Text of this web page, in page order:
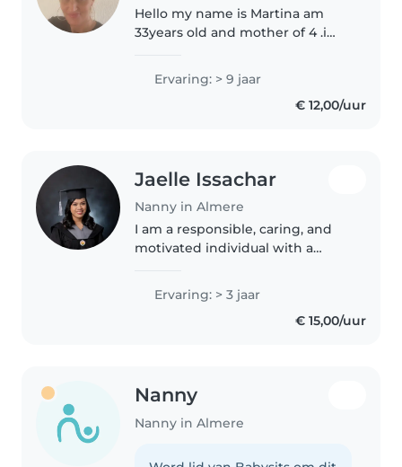
Hello my name is Martina am
33years old and mother of 4 .i
nanny but I have a big heart kids
are my passion and joy since I
Ervaring: > 9 jaar
€ 12,00/uur
Jaelle Issachar
Nanny in Almere
I am a responsible, caring, and
motivated individual with a
cultural exchange. I am a college
graduate in Information and
Communication Technology,..
Ervaring: > 3 jaar
€ 15,00/uur
Nanny
Nanny in Almere